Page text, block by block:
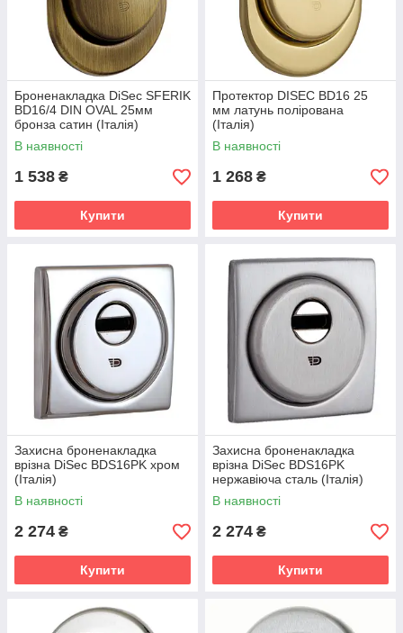
Броненакладка DiSec SFERIK
BD16/4 DIN OVAL 25мм
бронза сатин (Італія)
В наявності
1 538 ₴
Купити
Протектор DISEC BD16 25
мм латунь полірована
(Італія)
В наявності
1 268 ₴
Купити
Захисна броненакладка
врізна DiSec ВDS16PK хром
(Італія)
В наявності
2 274 ₴
Купити
Захисна броненакладка
врізна DiSec ВDS16PK
нержавіюча сталь (Італія)
В наявності
2 274 ₴
Купити